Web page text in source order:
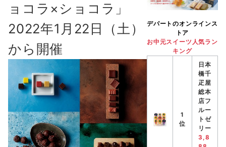
ョコラ×ショコラ」
2022年1月22日（土）
から開催
デパートのオンラインス
トア
お中元スイーツ人気ラン
キング
1
位
日本
橋千
疋屋
総本
店フ
ルー
トゼ
リー
3,8